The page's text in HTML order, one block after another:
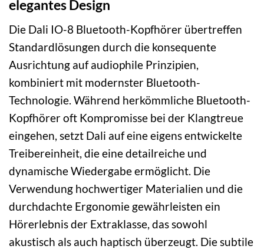
elegantes Design
Die Dali IO-8 Bluetooth-Kopfhörer übertreffen
Standardlösungen durch die konsequente
Ausrichtung auf audiophile Prinzipien,
kombiniert mit modernster Bluetooth-
Technologie. Während herkömmliche Bluetooth-
Kopfhörer oft Kompromisse bei der Klangtreue
eingehen, setzt Dali auf eine eigens entwickelte
Treibereinheit, die eine detailreiche und
dynamische Wiedergabe ermöglicht. Die
Verwendung hochwertiger Materialien und die
durchdachte Ergonomie gewährleisten ein
Hörerlebnis der Extraklasse, das sowohl
akustisch als auch haptisch überzeugt. Die subtile